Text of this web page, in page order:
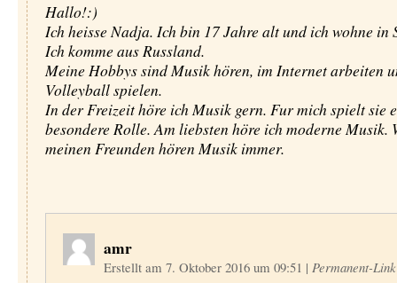
Hallo!:)
Ich heisse Nadja. Ich bin 17 Jahre alt und ich wohne in
Ich komme aus Russland.
Meine Hobbys sind Musik hören, im Internet arbeiten
Volleyball spielen.
In der Freizeit höre ich Musik gern. Fur mich spielt sie
besondere Rolle. Am liebsten höre ich moderne Musik.
meinen Freunden hören Musik immer.
amr
Erstellt am 7. Oktober 2016 um 09:51 | Permanent-Link